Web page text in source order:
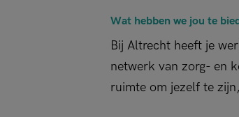
Wat hebben we jou te
Bij Altrecht heeft je
netwerk van zorg- en
ruimte om jezelf te